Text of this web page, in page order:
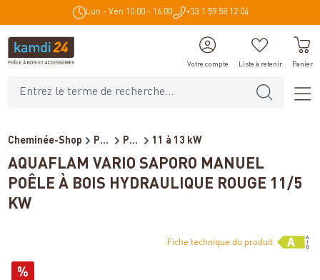
principal Lun - Ven 10:00 - 16:00 +33 1 59 58 12 04
Votre compte Liste à retenir Panier
Cheminée-Shop Poêles et cheminées Poêles à bois bouilleur 11 à 13 kW
AQUAFLAM VARIO SAPORO MANUEL
POÊLE À BOIS HYDRAULIQUE ROUGE 11/5
KW
(économie de 15%)
Fiche technique du produit
%